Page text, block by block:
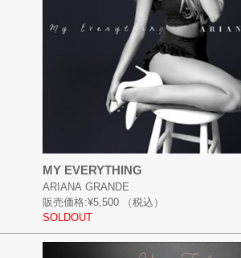
MY EVERYTHING
ARIANA GRANDE
販売価格:¥5,500
（税込）
SOLDOUT